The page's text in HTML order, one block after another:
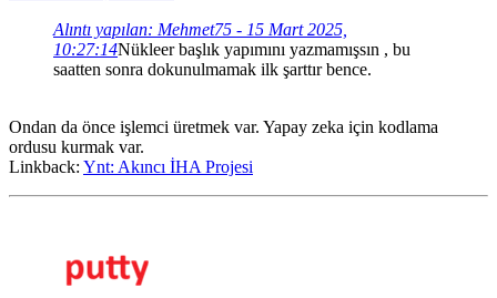
Alıntı yapılan: Mehmet75 - 15 Mart 2025,
10:27:14Nükleer başlık yapımını yazmamışsın , bu
saatten sonra dokunulmamak ilk şarttır bence.
Ondan da önce işlemci üretmek var. Yapay zeka için kodlama
ordusu kurmak var.
Linkback: Ynt: Akıncı İHA Projesi